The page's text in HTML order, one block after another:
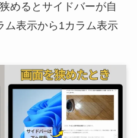
めるとサイドバーが自
ム表示から1カラム表示